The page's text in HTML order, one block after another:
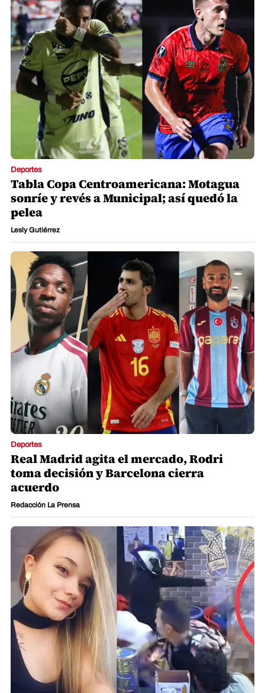
Deportes
Tabla Copa Centroamericana: Motagua
sonríe y revés a Municipal; así quedó la
pelea
Lesly Gutiérrez
Deportes
Real Madrid agita el mercado, Rodri
toma decisión y Barcelona cierra
acuerdo
Redacción La Prensa